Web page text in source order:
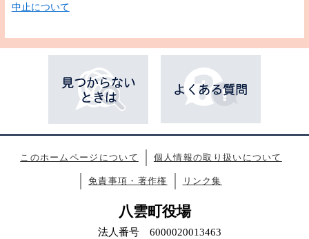
中止について
このホームページについて 個人情報の取り扱いについて
免責事項・著作権 リンク集
八雲町役場
法人番号 6000020013463